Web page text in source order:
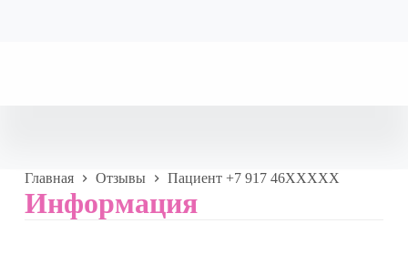
Главная Отзывы Пациент +7 917 46XXXXX
Информация